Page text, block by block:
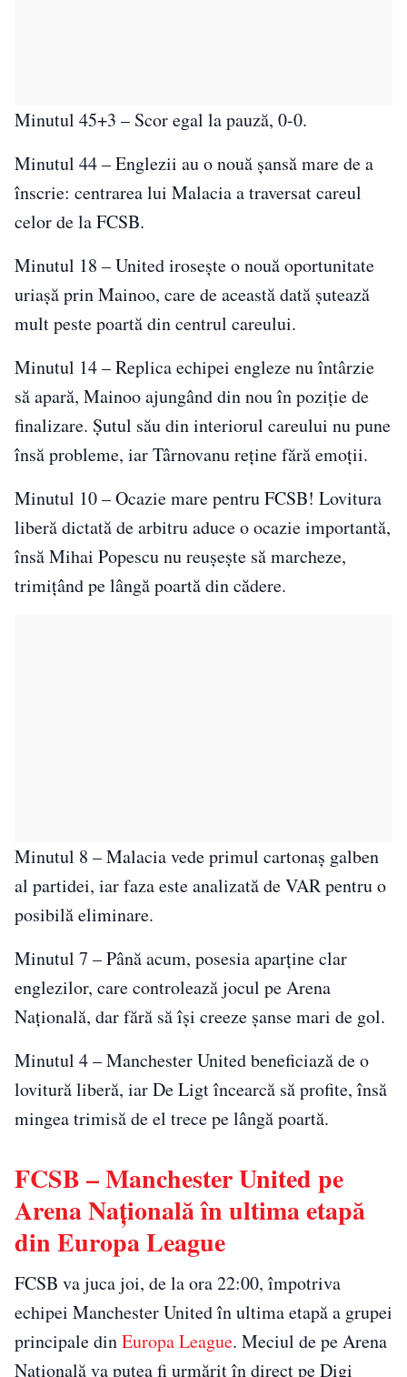
Minutul 45+3 – Scor egal la pauză, 0-0.
Minutul 44 – Englezii au o nouă șansă mare de a
înscrie: centrarea lui Malacia a traversat careul
celor de la FCSB.
Minutul 18 – United irosește o nouă oportunitate
uriașă prin Mainoo, care de această dată șutează
mult peste poartă din centrul careului.
Minutul 14 – Replica echipei engleze nu întârzie
să apară, Mainoo ajungând din nou în poziție de
finalizare. Șutul său din interiorul careului nu pune
însă probleme, iar Târnovanu reține fără emoții.
Minutul 10 – Ocazie mare pentru FCSB! Lovitura
liberă dictată de arbitru aduce o ocazie importantă,
însă Mihai Popescu nu reușește să marcheze,
trimițând pe lângă poartă din cădere.
Minutul 8 – Malacia vede primul cartonaș galben
al partidei, iar faza este analizată de VAR pentru o
posibilă eliminare.
Minutul 7 – Până acum, posesia aparține clar
englezilor, care controlează jocul pe Arena
Națională, dar fără să își creeze șanse mari de gol.
Minutul 4 – Manchester United beneficiază de o
lovitură liberă, iar De Ligt încearcă să profite, însă
mingea trimisă de el trece pe lângă poartă.
FCSB – Manchester United pe
Arena Națională în ultima etapă
din Europa League
FCSB va juca joi, de la ora 22:00, împotriva
echipei Manchester United în ultima etapă a grupei
principale dinEuropa League. Meciul de pe Arena
Națională va putea fi urmărit în direct pe Digi